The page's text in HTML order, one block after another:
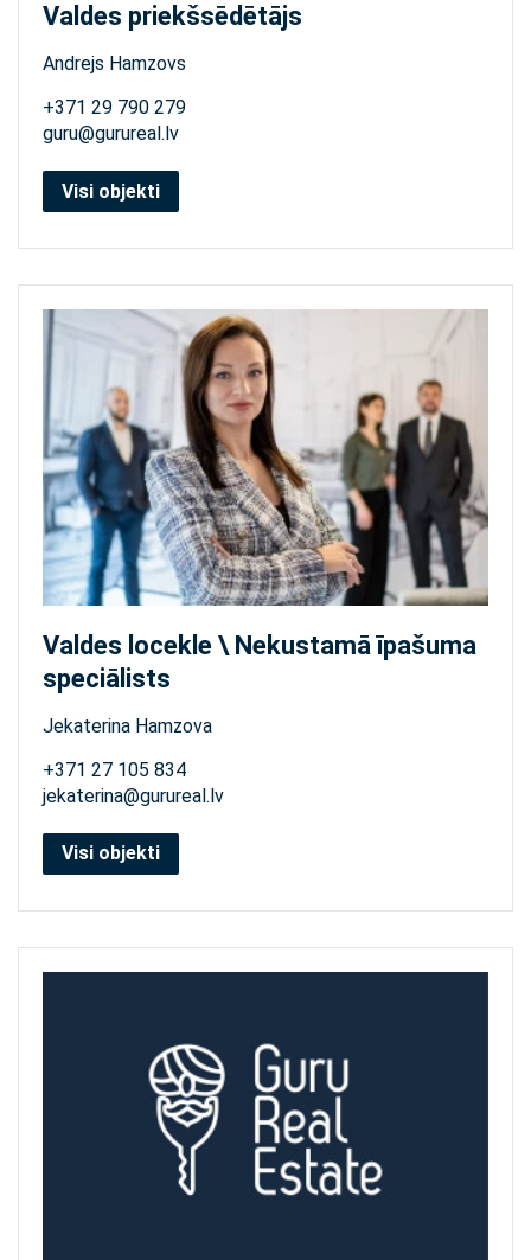
Valdes priekšsēdētājs
Andrejs Hamzovs
+371 29 790 279
guru@gurureal.lv
Visi objekti
Valdes locekle \ Nekustamā īpašuma
speciālists
Jekaterina Hamzova
+371 27 105 834
jekaterina@gurureal.lv
Visi objekti